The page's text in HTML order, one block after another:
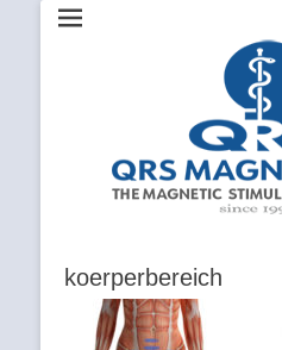
The Magnetic Stimulation
koerperbereich